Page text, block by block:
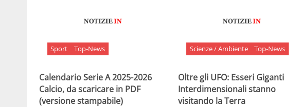
Sport Top-News
Calendario Serie A 2025-2026
Calcio, da scaricare in PDF
(versione stampabile)
Scienze / Ambiente Top-News
Oltre gli UFO: Esseri Giganti
Interdimensionali stanno
visitando la Terra